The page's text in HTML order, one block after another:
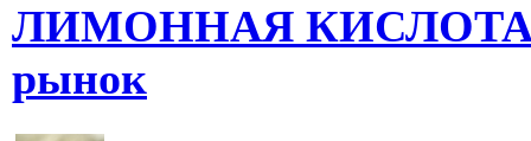
ЛИМОННАЯ КИСЛОТА:
рынок